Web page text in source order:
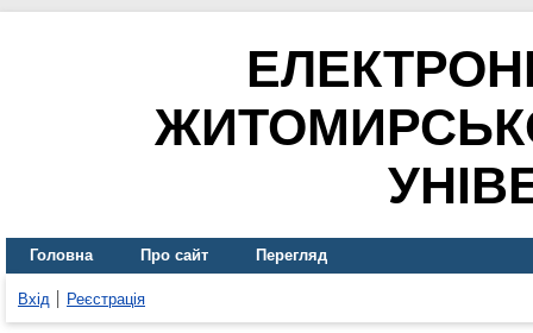
Головна Про сайт Перегляд
Вхід Реєстрація